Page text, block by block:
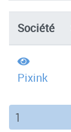
Société
Pixink
1